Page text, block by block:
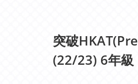
突破
(22/23) 6年